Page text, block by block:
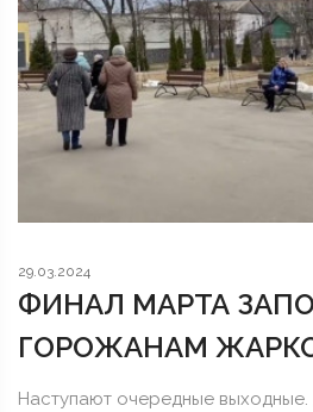
29.03.2024
ФИНАЛ МАРТА
ГОРОЖАНАМ
Наступают очередные